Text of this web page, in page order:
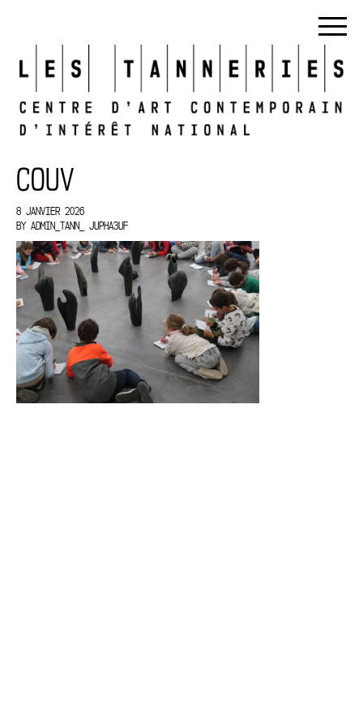
COUV
8 JANVIER 2026
BY ADMIN_TANN_ JUPHA3UF